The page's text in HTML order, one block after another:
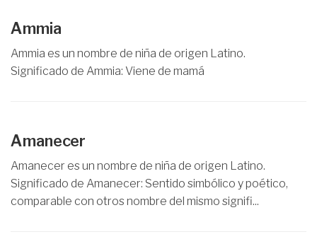
Ammia
Ammia es un nombre de niña de origen Latino.
Significado de Ammia: Viene de mamá
Amanecer
Amanecer es un nombre de niña de origen Latino.
Significado de Amanecer: Sentido simbólico y poético,
comparable con otros nombre del mismo signifi...